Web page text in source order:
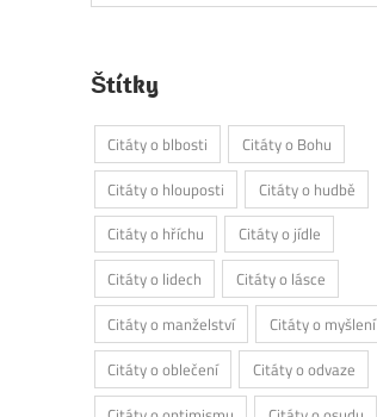
Štítky
Citáty o blbosti
Citáty o Bohu
Citáty o hlouposti
Citáty o hudbě
Citáty o hříchu
Citáty o jídle
Citáty o lidech
Citáty o lásce
Citáty o manželství
Citáty o myšlení
Citáty o oblečení
Citáty o odvaze